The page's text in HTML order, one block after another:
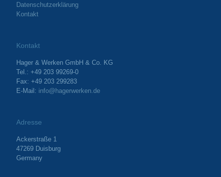
Datenschutzerklärung
Kontakt
Kontakt
Hager & Werken GmbH & Co. KG
Tel.: +49 203 99269-0
Fax: +49 203 299283
E-Mail: info@hagerwerken.de
Adresse
Ackerstraße 1
47269 Duisburg
Germany